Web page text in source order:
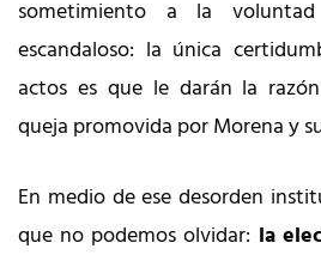
sometimiento a la
escandaloso: la única
actos es que le darán la
queja promovida por Morena y
En medio de ese desorden
que no podemos olvidar: la